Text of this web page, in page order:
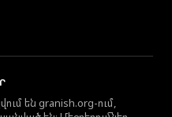
են granish.org-ում,